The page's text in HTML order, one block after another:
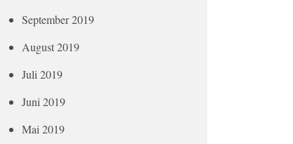
September 2019
August 2019
Juli 2019
Juni 2019
Mai 2019